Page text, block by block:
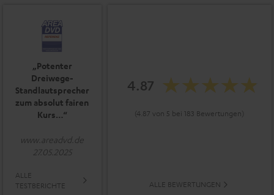
„Potenter
Dreiwege-
Standlautsprecher
zum absolut fairen
Kurs…“
www.areadvd.de
27.05.2025
ALLE
TESTBERICHTE
4.87
(4.87 von 5 bei 183 Bewertungen)
ALLE BEWERTUNGEN